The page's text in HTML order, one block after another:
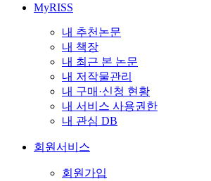
MyRISS
내 추천논문
내 책장
내 최근 본 논문
내 저작물관리
내 구매·신청 현황
내 서비스 사용권한
내 관심 DB
회원서비스
회원가입